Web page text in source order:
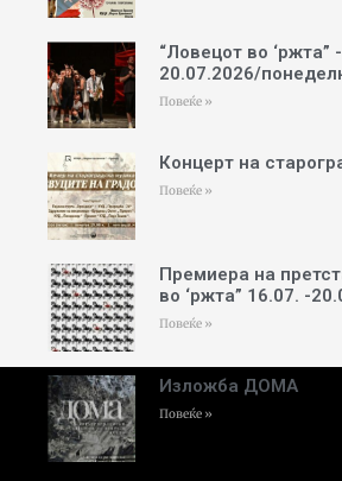
“Ловецот во ‘ржта”
20.07.2026/
Повеќе »
Концерт на
Повеќе »
Премиера на
во ‘ржта” 16.07. -
Повеќе »
Изложба ДОМА
Повеќе »